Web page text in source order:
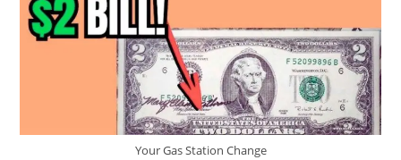
Who
Would
Qualify
Your Gas Station Change